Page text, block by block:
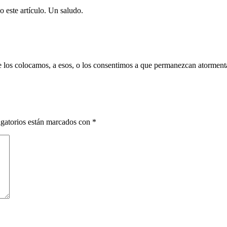
este artículo. Un saludo.
colocamos, a esos, o los consentimos a que permanezcan
están marcados con *